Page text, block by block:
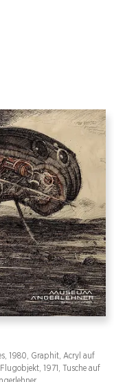
1980, Graphit, Acryl auf
1971, Tusche auf